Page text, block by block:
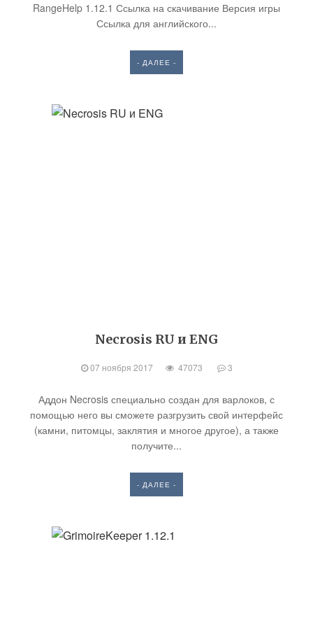
RangeHelp 1.12.1 Ссылка на скачивание Версия игры
Ссылка для английского...
- ДАЛЕЕ -
Necrosis RU и ENG
07 ноября 2017 47073 3
Аддон Necrosis специально создан для варлоков, с
помощью него вы сможете разгрузить свой интерфейс
(камни, питомцы, заклятия и многое другое), а также
получите...
- ДАЛЕЕ -